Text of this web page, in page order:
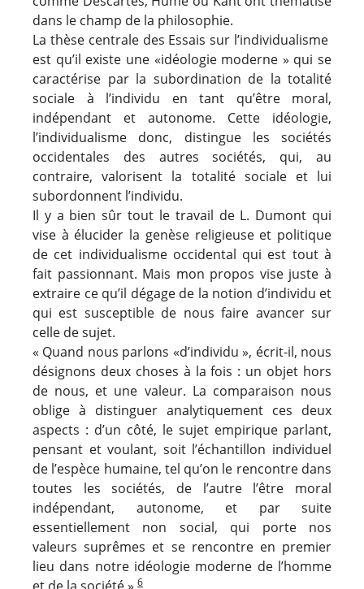
dans le champ de la philosophie.
La thèse centrale des Essais sur l’individualisme
est qu’il existe une «idéologie moderne » qui se
caractérise par la subordination de la totalité
sociale à l’individu en tant qu’être moral,
indépendant et autonome. Cette idéologie,
l’individualisme donc, distingue les sociétés
occidentales des autres sociétés, qui, au
contraire, valorisent la totalité sociale et lui
subordonnent l’individu.
Il y a bien sûr tout le travail de L. Dumont qui
vise à élucider la genèse religieuse et politique
de cet individualisme occidental qui est tout à
fait passionnant. Mais mon propos vise juste à
extraire ce qu’il dégage de la notion d’individu et
qui est susceptible de nous faire avancer sur
celle de sujet.
« Quand nous parlons «d’individu », écrit-il, nous
désignons deux choses à la fois : un objet hors
de nous, et une valeur. La comparaison nous
oblige à distinguer analytiquement ces deux
aspects : d’un côté, le sujet empirique parlant,
pensant et voulant, soit l’échantillon individuel
de l’espèce humaine, tel qu’on le rencontre dans
toutes les sociétés, de l’autre l’être moral
indépendant, autonome, et par suite
essentiellement non social, qui porte nos
valeurs suprêmes et se rencontre en premier
lieu dans notre idéologie moderne de l’homme
6